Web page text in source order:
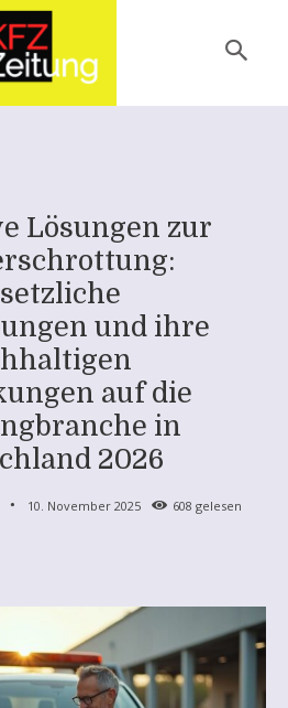
Lösungen zur
und ihre
auf die
in
2026
10. November 2025 608 gelesen